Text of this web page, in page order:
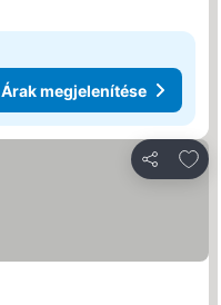
Árak megjelenítése
Megosztás